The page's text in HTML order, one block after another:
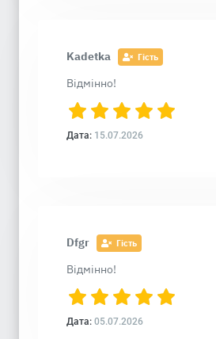
Kadetka Гість
Відмінно!
Дата: 15.07.2026
Dfgr Гість
Відмінно!
Дата: 05.07.2026